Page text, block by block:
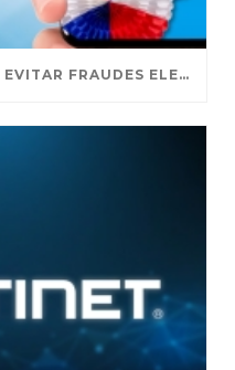
RECOMENDACIONES PARA EVITAR FRAUDES ELECTRÓNICOS EN FIESTAS PATRIAS